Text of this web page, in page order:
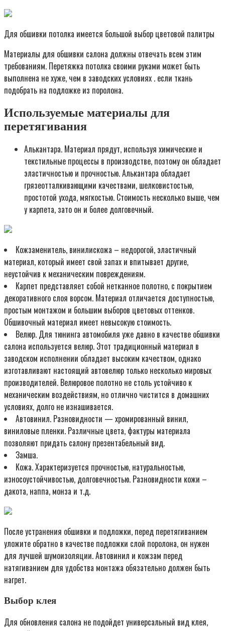
Для обшивки потолка имеется большой выбор цветовой палитры
Материалы для обшивки салона должны отвечать всем этим
требованиям. Перетяжка потолка своими руками может быть
выполнена не хуже, чем в заводских условиях . если ткань
подобрать на подложке из поролона.
Используемые материалы для
перетягивания
Алькантара. Материал прядут, используя химические и
текстильные процессы в производстве, поэтому он обладает
эластичностью и прочностью. Алькантара обладает
грязеотталкивающими качествами, шелковистостью,
простотой ухода, мягкостью. Стоимость несколько выше, чем
у карпета, зато он и более долговечный.
Кожзаменитель, винилискожа – недорогой, эластичный
материал, который имеет свой запах и впитывает другие,
неустойчив к механическим повреждениям.
Карпет представляет собой нетканное полотно, с покрытием
декоративного слоя ворсом. Материал отличается доступностью,
простым монтажом и большим выборов цветовых оттенков.
Обшивочный материал имеет невысокую стоимость.
Велюр. Для тюнинга автомобиля уже давно в качестве обшивки
салона используется велюр. Этот традиционный материал в
заводском исполнении обладает высоким качеством, однако
изготавливают настоящий автовелюр только несколько мировых
производителей. Велюровое полотно не столь устойчиво к
механическим воздействиям, но отлично чистится в домашних
условиях, долго не изнашивается.
Автовинил. Разновидности — хромированный винил,
виниловые пленки. Различные цвета, фактуры материала
позволяют придать салону презентабельный вид.
Замша.
Кожа. Характеризуется прочностью, натуральностью,
износоустойчивостью, долговечностью. Разновидности кожи –
дакота, наппа, монза и т.д.
После устранения обшивки и подложки, перед перетягиванием
уложите обратно в качестве подложки слой поролона, он нужен
для лучшей шумоизоляции. Автовинил и кожзам перед
натягиванием для удобства монтажа обязательно должен быть
нагрет.
Выбор клея
Для обновления салона не подойдет универсальный вид клея,